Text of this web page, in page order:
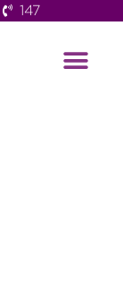
147